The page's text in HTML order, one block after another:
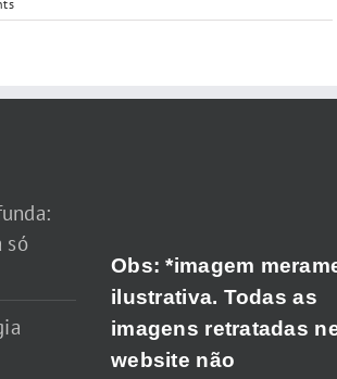
só
Obs: *imagem
ilustrativa. Todas as
imagens retratadas
website não